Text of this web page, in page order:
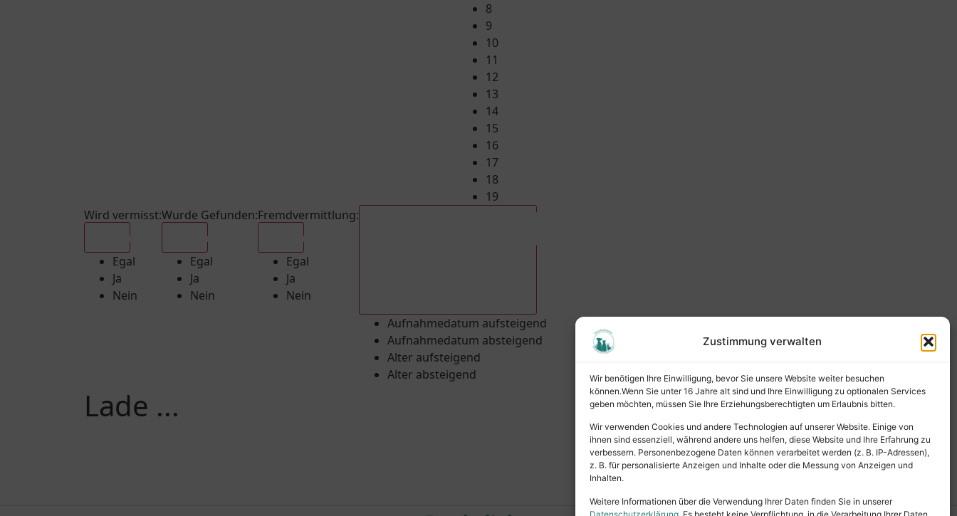
Zustimmung verwalten
Wir benötigen Ihre Einwilligung, bevor Sie unsere Website weiter besuchen
können.Wenn Sie unter 16 Jahre alt sind und Ihre Einwilligung zu optionalen Services
geben möchten, müssen Sie Ihre Erziehungsberechtigten um Erlaubnis bitten.
Wir verwenden Cookies und andere Technologien auf unserer Website. Einige von
ihnen sind essenziell, während andere uns helfen, diese Website und Ihre Erfahrung zu
verbessern. Personenbezogene Daten können verarbeitet werden (z. B. IP-Adressen),
z. B. für personalisierte Anzeigen und Inhalte oder die Messung von Anzeigen und
Inhalten.
Weitere Informationen über die Verwendung Ihrer Daten finden Sie in unserer
8
9
10
11
12
13
14
15
16
17
18
19
Wird vermisst:
Egal
Ja
Nein
Wurde Gefunden:
Egal
Ja
Nein
Fremdvermittlung:
Egal
Ja
Nein
Aufnahmedatum aufsteigend
Aufnahmedatum absteigend
Alter aufsteigend
Alter absteigend
Lade ...